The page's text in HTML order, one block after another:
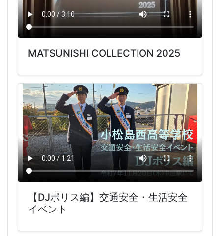
MATSUNISHI COLLECTION 2025
【DJポリス編】交通安全・生活安全
イベント